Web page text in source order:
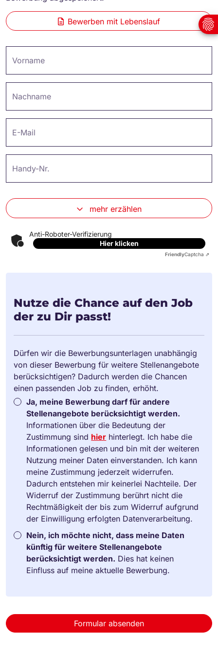
Bewerben mit Lebenslauf
Vorname
Nachname
E-Mail
Handy-Nr.
mehr erzählen
Anti-Roboter-Verifizierung
Hier klicken
FriendlyCaptcha ⇗
Nutze die Chance auf den Job
der zu Dir passt!
Dürfen wir die Bewerbungsunterlagen unabhängig
von dieser Bewerbung für weitere Stellenangebote
berücksichtigen? Dadurch werden die Chancen
einen passenden Job zu finden, erhöht.
Ja, meine Bewerbung darf für andere
Stellenangebote berücksichtigt werden.
Informationen über die Bedeutung der
Zustimmung sind hier hinterlegt. Ich habe die
Informationen gelesen und bin mit der weiteren
Nutzung meiner Daten einverstanden. Ich kann
meine Zustimmung jederzeit widerrufen.
Dadurch entstehen mir keinerlei Nachteile. Der
Widerruf der Zustimmung berührt nicht die
Rechtmäßigkeit der bis zum Widerruf aufgrund
der Einwilligung erfolgten Datenverarbeitung.
Nein, ich möchte nicht, dass meine Daten
künftig für weitere Stellenangebote
berücksichtigt werden. Dies hat keinen
Einfluss auf meine aktuelle Bewerbung.
Formular absenden